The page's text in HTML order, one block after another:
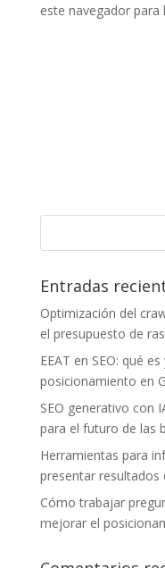
este navegador
Entradas
Optimización del
el presupuesto de
EEAT en SEO: qué
posicionamiento en
SEO generativo con
para el futuro de las
Herramientas para
presentar
Cómo trabajar
mejorar el